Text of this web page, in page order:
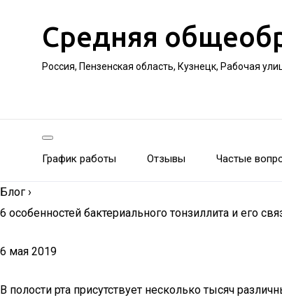
Средняя
Россия, Пензенская область, Кузнецк, Рабочая
График работы Отзывы Частые
Блог ›
6 особенностей бактериального тонзиллита и его
6 мая 2019
В полости рта присутствует несколько тысяч